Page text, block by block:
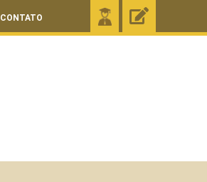
CONTATO